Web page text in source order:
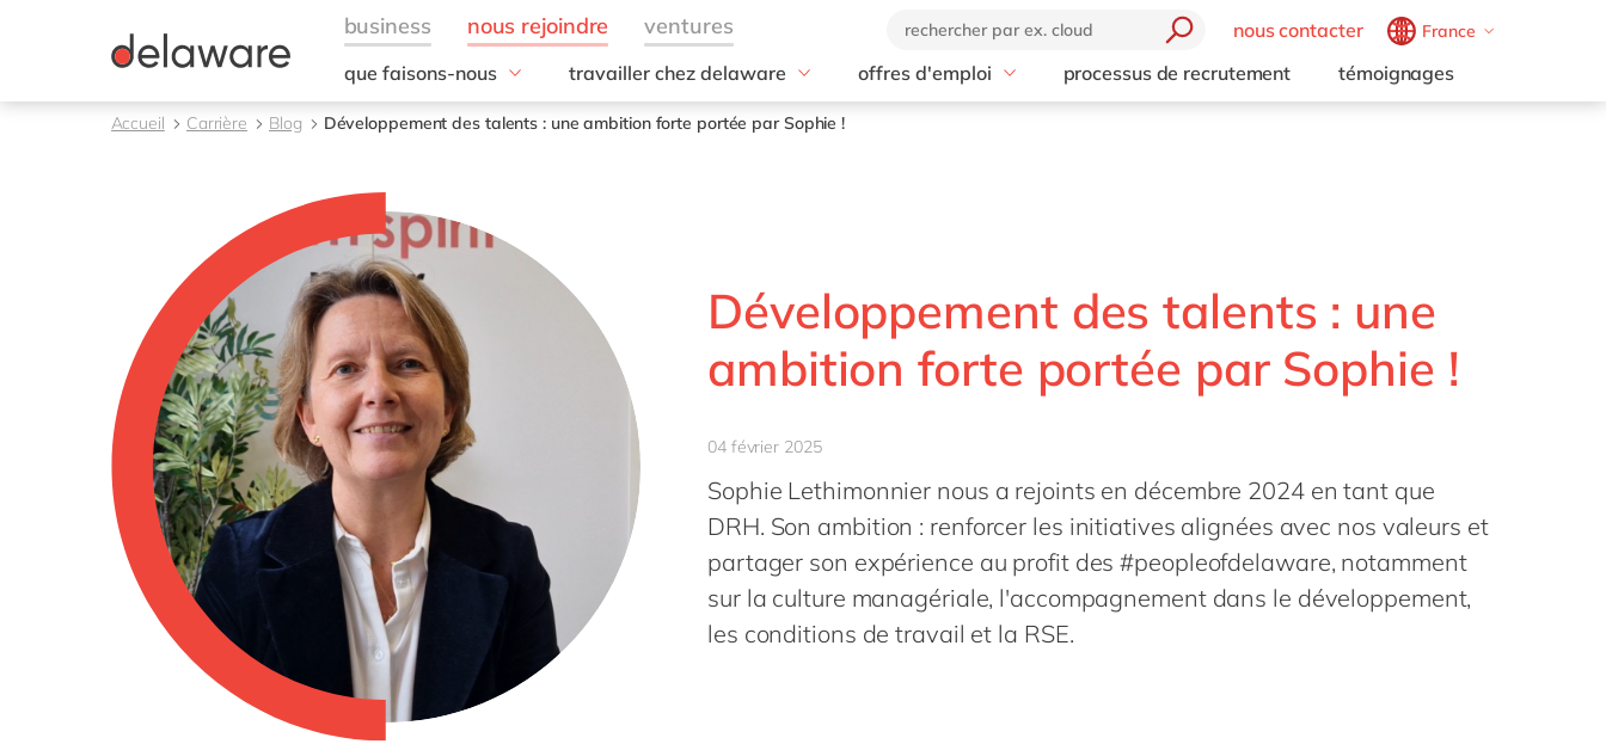
nous contacter
France
Belgium
en
Brazil
pt
India
Luxembourg
Netherlands
nl
Philippines
en
que faisons-nous
Nos domaines d'expertise
Projets
travailler chez delaware
Bon à savoir
Diversité et inclusion
RSE
d-life : la websérie
Nos agences
Aix-en-Provence
toutes nos agences
offres d'emploi
processus de recrutement témoignages
Accueil Carrière Blog Développement des talents : une ambition forte portée par Sophie !
Développement des talents : une
ambition forte portée par Sophie !
04 février 2025
Sophie Lethimonnier nous a rejoints en décembre 2024 en tant que
DRH. Son ambition : renforcer les initiatives alignées avec nos valeurs et
partager son expérience au profit des #peopleofdelaware, notamment
sur la culture managériale, l'accompagnement dans le développement,
les conditions de travail et la RSE.